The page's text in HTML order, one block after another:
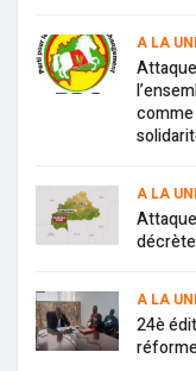
A LA
comme
A LA
A LA
24è